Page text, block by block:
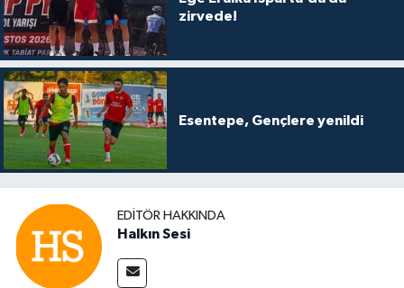
zirvede!
Esentepe, Gençlere yenildi
EDITÖR HAKKINDA
Halkın Sesi